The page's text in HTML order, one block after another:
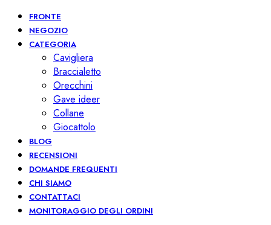
FRONTE
NEGOZIO
CATEGORIA
Cavigliera
Braccialetto
Orecchini
Gave ideer
Collane
Giocattolo
BLOG
RECENSIONI
DOMANDE FREQUENTI
CHI SIAMO
CONTATTACI
MONITORAGGIO DEGLI ORDINI